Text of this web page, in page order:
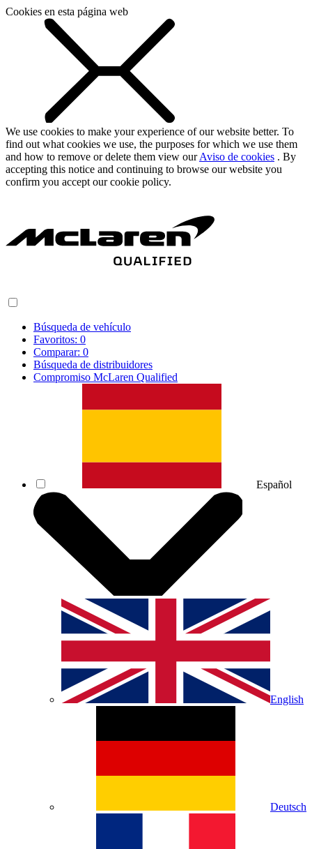
Cookies en esta página web
We use cookies to make your experience of our website better. To
find out what cookies we use, the purposes for which we use them
and how to remove or delete them view ourAviso de cookies . By
accepting this notice and continuing to browse our website you
confirm you accept our cookie policy.
Búsqueda de vehículo
Favoritos: 0
Comparar: 0
Búsqueda de distribuidores
Compromiso McLaren Qualified
Español
English
Deutsch